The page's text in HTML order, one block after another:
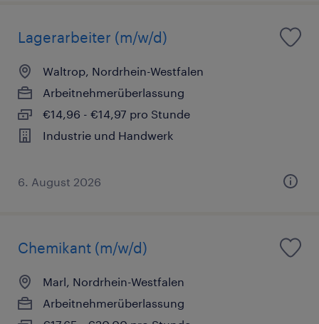
Lagerarbeiter (m/w/d)
Waltrop, Nordrhein-Westfalen
Arbeitnehmerüberlassung
€14,96 - €14,97 pro Stunde
Industrie und Handwerk
6. August 2026
Chemikant (m/w/d)
Marl, Nordrhein-Westfalen
Arbeitnehmerüberlassung